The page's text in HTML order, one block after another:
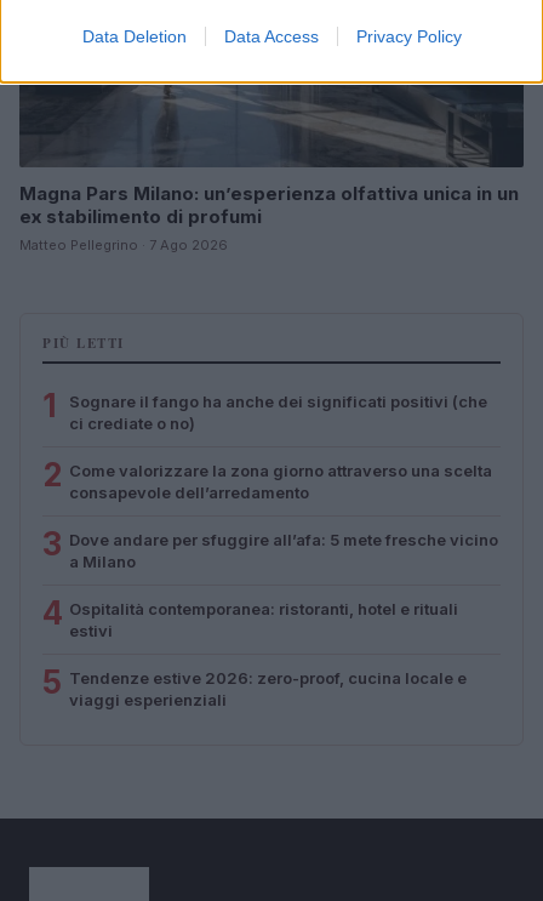
Data Deletion Data Access Privacy Policy
Magna Pars Milano: un’esperienza olfattiva unica in un
ex stabilimento di profumi
Matteo Pellegrino · 7 Ago 2026
PIÙ LETTI
1
Sognare il fango ha anche dei significati positivi (che
ci crediate o no)
2 Come valorizzare la zona giorno attraverso una scelta
consapevole dell’arredamento
3 Dove andare per sfuggire all’afa: 5 mete fresche vicino
a Milano
4 Ospitalità contemporanea: ristoranti, hotel e rituali
estivi
5 Tendenze estive 2026: zero-proof, cucina locale e
viaggi esperienziali